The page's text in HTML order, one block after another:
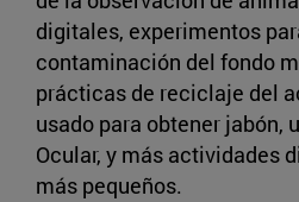
digitales, experimentos
contaminación del fondo
prácticas de reciclaje del
usado para obtener jabón,
Ocular, y más actividades
más pequeños.